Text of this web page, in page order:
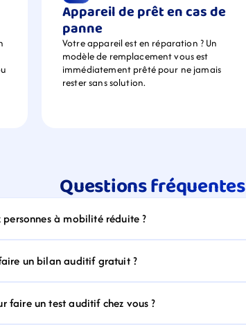
Appareil de prêt en cas de
panne
Votre appareil est en réparation ? Un
modèle de remplacement vous est
immédiatement prêté pour ne jamais
rester sans solution.
Questions fréquentes
personnes à mobilité réduite ?
un bilan auditif gratuit ?
faire un test auditif chez vous ?